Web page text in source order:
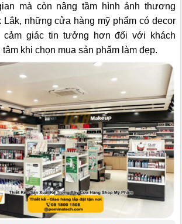
mà còn nâng tầm hình ảnh thương
Lắk, những cửa hàng mỹ phẩm có decor
cảm giác tin tưởng hơn đối với khách
khi chọn mua sản phẩm làm đẹp.